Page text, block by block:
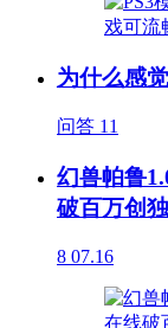
为什么感
问答 11
幻兽帕鲁
破百万创
8 07.16